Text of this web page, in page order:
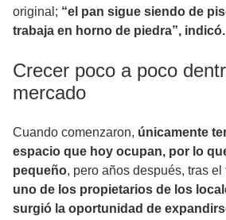
original; “el pan sigue siendo de
trabaja en horno de piedra”, indicó.
Crecer poco a poco
mercado
Cuando comenzaron, únicamente
espacio que hoy ocupan, por lo
pequeño, pero años después, tras el
uno de los propietarios de los
surgió la oportunidad de